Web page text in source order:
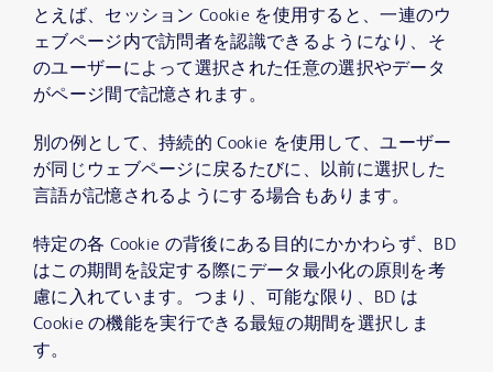
とえば、セッション Cookie を使用すると、一連のウ
ェブページ内で訪問者を認識できるようになり、そ
のユーザーによって選択された任意の選択やデータ
がページ間で記憶されます。
別の例として、持続的 Cookie を使用して、ユーザー
が同じウェブページに戻るたびに、以前に選択した
言語が記憶されるようにする場合もあります。
特定の各 Cookie の背後にある目的にかかわらず、BD
はこの期間を設定する際にデータ最小化の原則を考
慮に入れています。つまり、可能な限り、BD は
Cookie の機能を実行できる最短の期間を選択しま
す。